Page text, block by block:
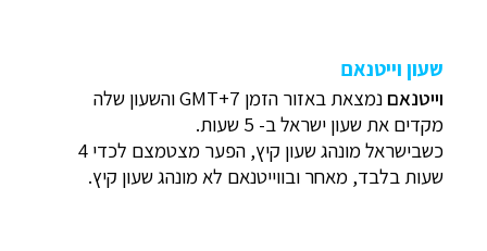
שעון וייטנאם
וייטנאם
נמצאת באזור הזמן GMT+7 והשעון שלה
מקדים את שעון ישראל ב- 5 שעות.
כשבישראל מונהג שעון קיץ, הפער מצטמצם לכדי 4
שעות בלבד, מאחר ובווייטנאם לא מונהג שעון קיץ.